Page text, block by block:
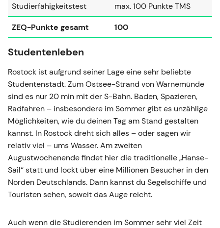
Studierfähigkeitstest max. 100 Punkte TMS
ZEQ-Punkte gesamt 100
Studentenleben
Rostock ist aufgrund seiner Lage eine sehr beliebte
Studentenstadt. Zum Ostsee-Strand von Warnemünde
sind es nur 20 min mit der S-Bahn. Baden, Spazieren,
Radfahren – insbesondere im Sommer gibt es unzählige
Möglichkeiten, wie du deinen Tag am Stand gestalten
kannst. In Rostock dreht sich alles – oder sagen wir
relativ viel – ums Wasser. Am zweiten
Augustwochenende findet hier die traditionelle „Hanse-
Sail“ statt und lockt über eine Millionen Besucher in den
Norden Deutschlands. Dann kannst du Segelschiffe und
Touristen sehen, soweit das Auge reicht.
Auch wenn die Studierenden im Sommer sehr viel Zeit